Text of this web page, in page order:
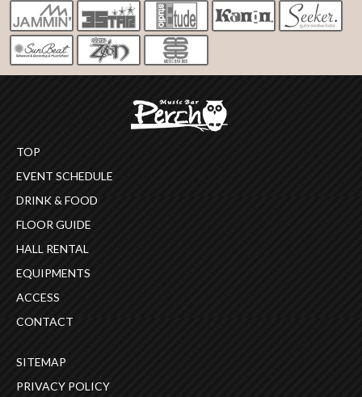
TOP
EVENT SCHEDULE
DRINK & FOOD
FLOOR GUIDE
HALL RENTAL
EQUIPMENTS
ACCESS
CONTACT
SITEMAP
PRIVACY POLICY